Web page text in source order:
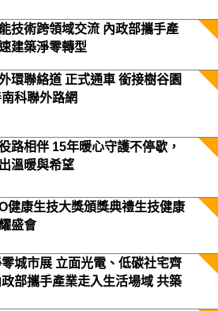
技術跨領域交流 內政部攜手產
建築淨零轉型
環聯絡道 正式通車 銜接樹谷園
科聯外路網
路相伴 15年暖心守護不停歇，
溫暖與希望
健康生技大獎頒獎典禮生技健康
盛會
城市展 立面光電、低碳社宅齊
部攜手產業走入生活場域 共築